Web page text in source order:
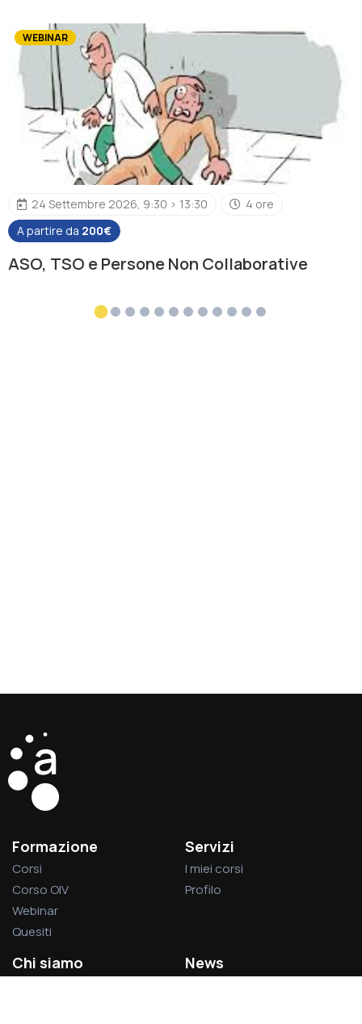
24 Settembre 2026, 9:30 > 13:30
4 ore
A partire da 200€
ASO, TSO e Persone Non Collaborative
WEBINAR
Formazione
Corsi
Corso OIV
Webinar
Quesiti
Servizi
I miei corsi
Profilo
Chi siamo News